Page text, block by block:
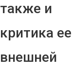
также и
критика ее
внешней